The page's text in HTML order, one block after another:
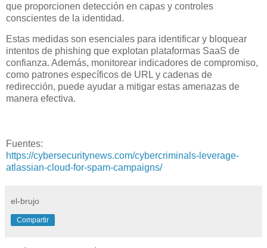
que proporcionen detección en capas y controles
conscientes de la identidad.
Estas medidas son esenciales para identificar y bloquear
intentos de phishing que explotan plataformas SaaS de
confianza. Además, monitorear indicadores de compromiso,
como patrones específicos de URL y cadenas de
redirección, puede ayudar a mitigar estas amenazas de
manera efectiva.
Fuentes:
https://cybersecuritynews.com/cybercriminals-leverage-
atlassian-cloud-for-spam-campaigns/
el-brujo
Compartir